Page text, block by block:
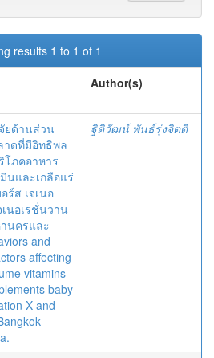
results 1 to 1 of 1
Author(s)
ยด้านส่วน
าดที่มีอิทธิพล
โภคอาหาร
นและเกลือแร่
ร์ส เจเนอ
เนอเรชั่นวาน
นครและ
and
affecting
vitamins
baby
X and
ฐิติวัฒน์ พันธ์รุ่งจิตติ